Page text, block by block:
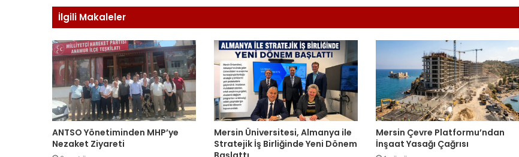
İlgili Makaleler
ANTSO Yönetiminden MHP’ye
Nezaket Ziyareti
Mersin Üniversitesi, Almanya ile
Stratejik İş Birliğinde Yeni Dönem
Mersin Çevre Platformu’ndan
İnşaat Yasağı Çağrısı